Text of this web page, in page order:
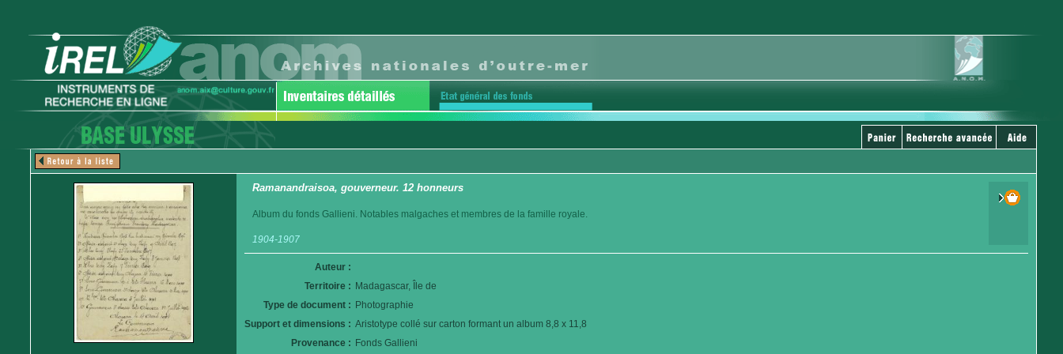
Ramanandraisoa, gouverneur. 12 honneurs
Album du fonds Gallieni. Notables malgaches et membres de la famille royale.
1904-1907
Auteur :
Territoire : Madagascar, Île de
Type de document : Photographie
Support et dimensions : Aristotype collé sur carton formant un album 8,8 x 11,8
Provenance : Fonds Gallieni